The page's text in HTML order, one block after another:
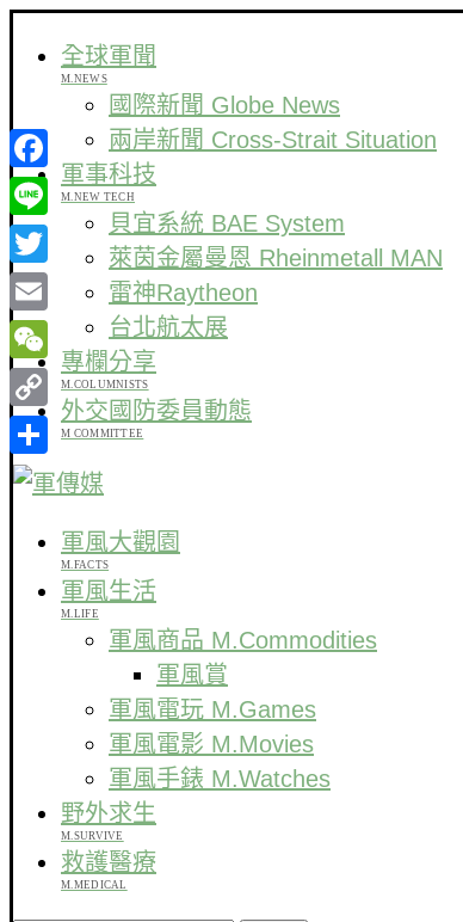
全球軍聞
M.NEWS
國際新聞 Globe News
兩岸新聞 Cross-Strait Situation
軍事科技
M.NEW TECH
貝宜系統 BAE System
萊茵金屬曼恩 Rheinmetall MAN
雷神Raytheon
台北航太展
專欄分享
M.COLUMNISTS
外交國防委員動態
M COMMITTEE
軍風大觀園
M.FACTS
軍風生活
M.LIFE
軍風商品 M.Commodities
軍風賞
軍風電玩 M.Games
軍風電影 M.Movies
軍風手錶 M.Watches
野外求生
M.SURVIVE
救護醫療
M.MEDICAL
Facebook
Line
Twitter
Email
WeChat
Copy
Link
分